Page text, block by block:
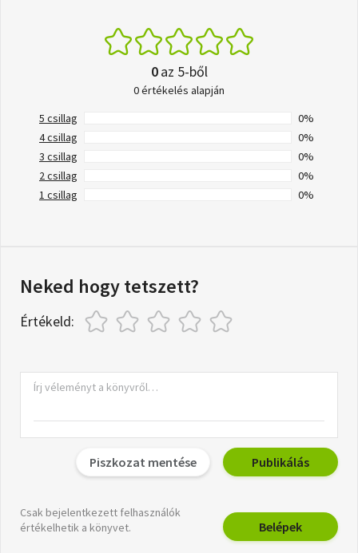
0az 5-ből
0 értékelés alapján
5 csillag
0%
4 csillag
0%
3 csillag
0%
2 csillag
0%
1 csillag
0%
Neked hogy tetszett?
Értékeld:
Piszkozat mentése Publikálás
Csak bejelentkezett felhasználók
értékelhetik a könyvet.
Belépek